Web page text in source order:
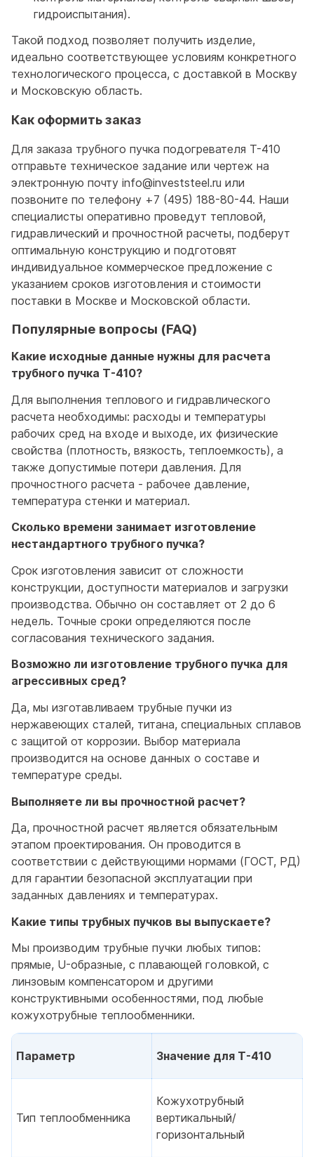
гидроиспытания).
Такой подход позволяет получить изделие,
идеально соответствующее условиям конкретного
технологического процесса, с доставкой в Москву
и Московскую область.
Как оформить заказ
Для заказа трубного пучка подогревателя T-410
отправьте техническое задание или чертеж на
электронную почту info@investsteel.ru или
позвоните по телефону +7 (495) 188-80-44. Наши
специалисты оперативно проведут тепловой,
гидравлический и прочностной расчеты, подберут
оптимальную конструкцию и подготовят
индивидуальное коммерческое предложение с
указанием сроков изготовления и стоимости
поставки в Москве и Московской области.
Популярные вопросы (FAQ)
Какие исходные данные нужны для расчета
трубного пучка T-410?
Для выполнения теплового и гидравлического
расчета необходимы: расходы и температуры
рабочих сред на входе и выходе, их физические
свойства (плотность, вязкость, теплоемкость), а
также допустимые потери давления. Для
прочностного расчета - рабочее давление,
температура стенки и материал.
Сколько времени занимает изготовление
нестандартного трубного пучка?
Срок изготовления зависит от сложности
конструкции, доступности материалов и загрузки
производства. Обычно он составляет от 2 до 6
недель. Точные сроки определяются после
согласования технического задания.
Возможно ли изготовление трубного пучка для
агрессивных сред?
Да, мы изготавливаем трубные пучки из
нержавеющих сталей, титана, специальных сплавов
с защитой от коррозии. Выбор материала
производится на основе данных о составе и
температуре среды.
Выполняете ли вы прочностной расчет?
Да, прочностной расчет является обязательным
этапом проектирования. Он проводится в
соответствии с действующими нормами (ГОСТ, РД)
для гарантии безопасной эксплуатации при
заданных давлениях и температурах.
Какие типы трубных пучков вы выпускаете?
Мы производим трубные пучки любых типов:
прямые, U-образные, с плавающей головкой, с
линзовым компенсатором и другими
конструктивными особенностями, под любые
кожухотрубные теплообменники.
Параметр Значение для T-410
Тип теплообменника
Кожухотрубный
вертикальный/
горизонтальный